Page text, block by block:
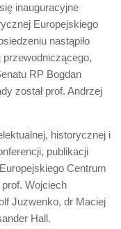
inauguracyjne
Europejskiego
nastąpiło
RP Bogdan
został prof. Andrzej
historycznej i
publikacji
Centrum
Wojciech
Juzwenko, dr Maciej
Hall.